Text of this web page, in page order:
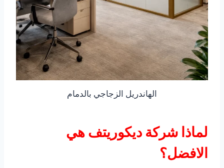
الهاندريل الزجاجي بالدمام
لماذا شركة ديكوريتف هي
الافضل؟